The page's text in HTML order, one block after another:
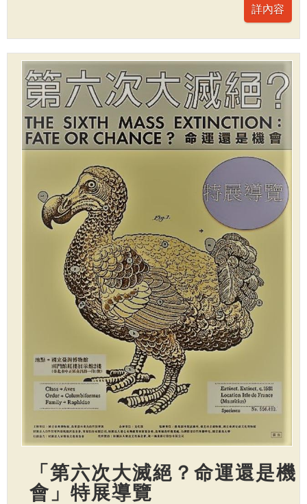
「第六次大滅絕？命運還是機
會」特展導覽